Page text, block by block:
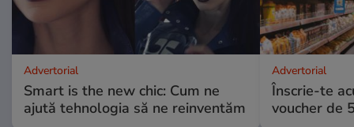
Advertorial
Smart is the new chic: Cum ne
ajută tehnologia să ne reinventăm
Advertorial
Înscrie-te
voucher de